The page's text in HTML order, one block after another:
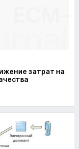
затрат на